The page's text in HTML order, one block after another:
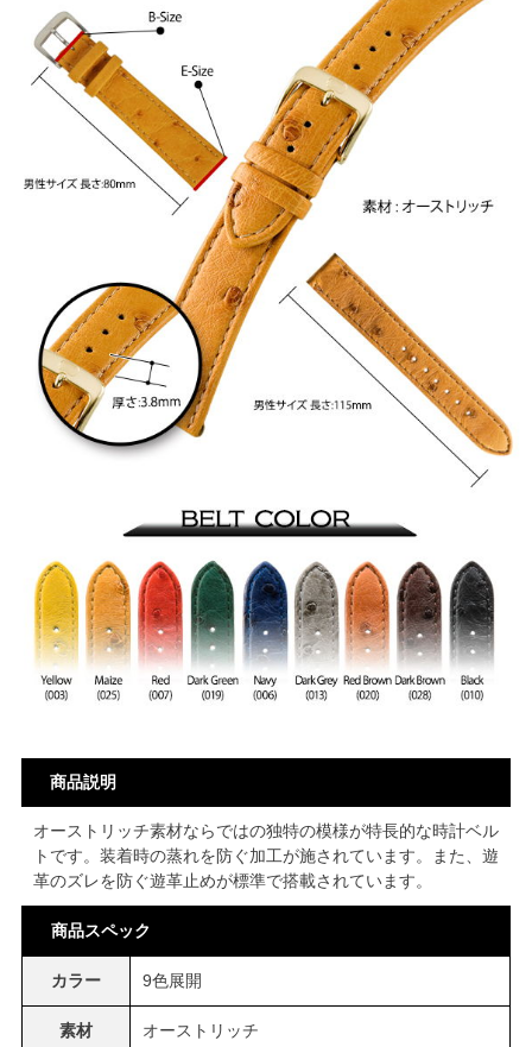
商品説明
オーストリッチ素材ならではの独特の模様が特長的な時計ベル
トです。装着時の蒸れを防ぐ加工が施されています。また、遊
革のズレを防ぐ遊革止めが標準で搭載されています。
商品スペック
カラー 9色展開
素材 オーストリッチ